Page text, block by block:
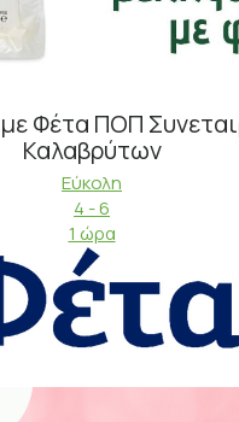
Φέτα ΠΟΠ
Καλαβρύτων
Εύκολη
4 - 6
1 ώρα